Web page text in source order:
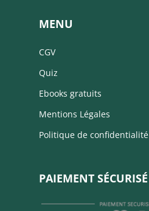
MENU
CGV
Quiz
Ebooks gratuits
Mentions Légales
Politique de confidentialité
PAIEMENT SÉCURISÉ